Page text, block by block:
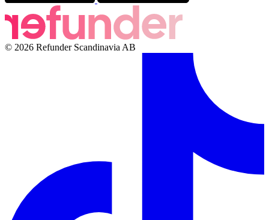
© 2026 Refunder Scandinavia AB